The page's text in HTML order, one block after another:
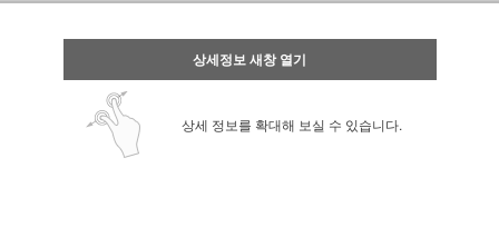
상세정보 새창 열기
상세 정보를 확대해 보실 수 있습니다.